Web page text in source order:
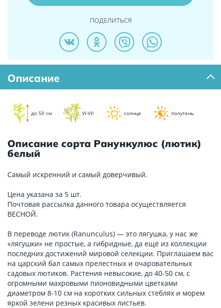
ПОДЕЛИТЬСЯ
Описание
до 50 см VI-VII солнце полутень
Описание сорта Ранункулюс (лютик)
белый
Самый искренний и самый доверчивый.
Цена указана за 5 шт.
Почтовая рассылка данного товара осуществляется
ВЕСНОЙ.
В переводе лютик (Ranunculus) — это лягушка, у нас же
«лягушки» не простые, а гибридные, да ещё из коллекции
последних достижений мировой селекции. Приглашаем вас
на царский бал самых прелестных и очаровательных
садовых лютиков. Растения невысокие, до 40-50 см, с
огромными махровыми пионовидными цветками
диаметром 8-10 см на коротких сильных стеблях и морем
яркой зелени резных красивых листьев.